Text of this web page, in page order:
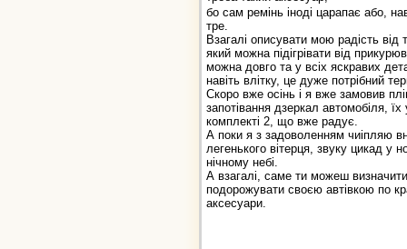
бо сам ремінь іноді царапає або,
тре.
Взагалі описувати мою радість від
який можна підігрівати від
можна довго та у всіх яскравих
навіть влітку, це дуже потрібний
Скоро вже осінь і я вже замовив
запотівання дзеркал автомобіля, їх
комплекті 2, що вже радує.
А поки я з задоволенням чиіпляю
легенького вітерця, звуку цикад у
нічному небі.
А взагалі, саме ти можеш
подорожувати своєю автівкою по
аксесуари.